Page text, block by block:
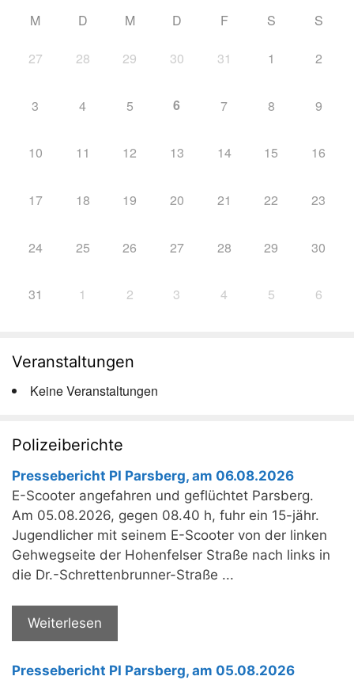
M D M D F S S
27 28 29 30 31 1 2
3 4 5 6 7 8 9
10 11 12 13 14 15 16
17 18 19 20 21 22 23
24 25 26 27 28 29 30
31 1 2 3 4 5 6
Veranstaltungen
Keine Veranstaltungen
Polizeiberichte
Pressebericht PI Parsberg, am 06.08.2026
E-Scooter angefahren und geflüchtet Parsberg.
Am 05.08.2026, gegen 08.40 h, fuhr ein 15-jähr.
Jugendlicher mit seinem E-Scooter von der linken
Gehwegseite der Hohenfelser Straße nach links in
die Dr.-Schrettenbrunner-Straße ...
Weiterlesen
Pressebericht PI Parsberg, am 05.08.2026